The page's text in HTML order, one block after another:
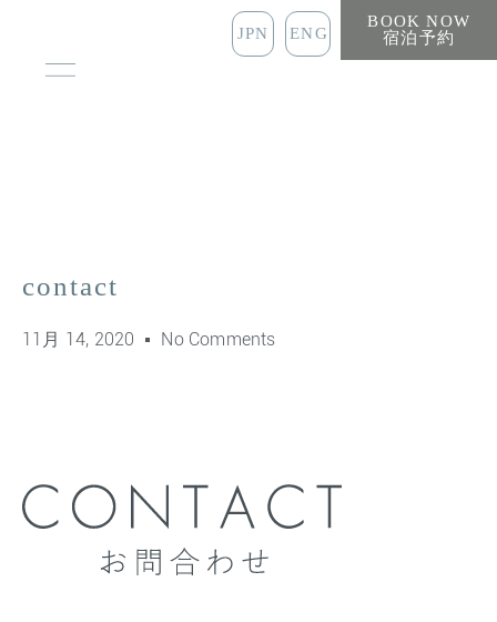
JPN ENG
BOOK NOW
宿泊予約
contact
11月 14, 2020 No Comments